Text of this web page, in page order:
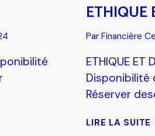
ETHIQUE
Par Financière
ETHIQUE ET
Disponibilité
Réserver
LIRE LA SUITE